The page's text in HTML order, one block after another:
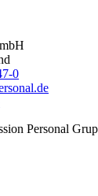
0
Personal